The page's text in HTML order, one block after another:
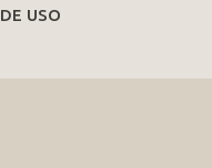
USO